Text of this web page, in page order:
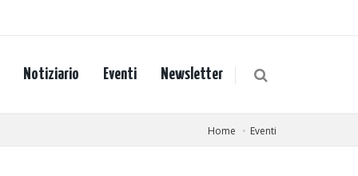
Notiziario Eventi Newsletter
Home Eventi